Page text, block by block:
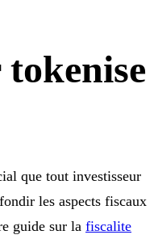
que tout investisseur
les aspects fiscaux
guide sur la fiscalite